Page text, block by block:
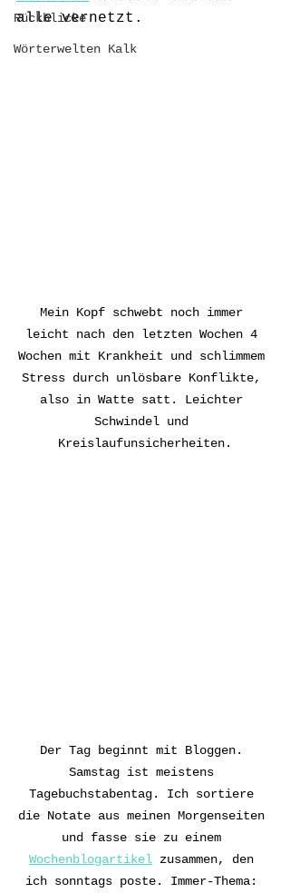
Rückblicke
Wörterwelten Kalk
alle vernetzt.
Mein Kopf schwebt noch immer
leicht nach den letzten Wochen 4
Wochen mit Krankheit und schlimmem
Stress durch unlösbare Konflikte,
also in Watte satt. Leichter
Schwindel und
Kreislaufunsicherheiten.
Der Tag beginnt mit Bloggen.
Samstag ist meistens
Tagebuchstabentag. Ich sortiere
die Notate aus meinen Morgenseiten
und fasse sie zu einem
Wochenblogartikel zusammen, den
ich sonntags poste. Immer-Thema: